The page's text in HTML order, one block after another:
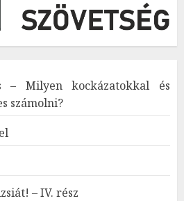
– Milyen kockázatokkal és
számolni?
– IV. rész